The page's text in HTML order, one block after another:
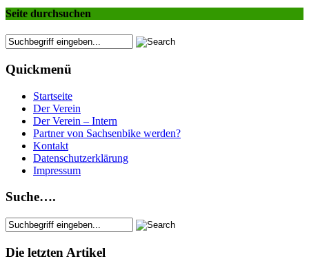
Seite durchsuchen
Quickmenü
Startseite
Der Verein
Der Verein – Intern
Partner von Sachsenbike werden?
Kontakt
Datenschutzerklärung
Impressum
Suche….
Die letzten Artikel